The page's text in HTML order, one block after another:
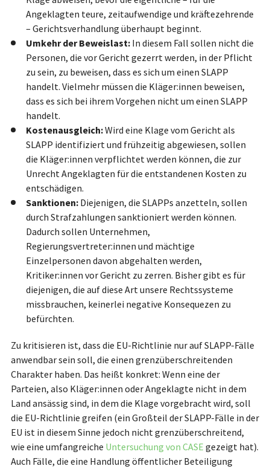
Angeklagten teure, zeitaufwendige und kräftezehrende
– Gerichtsverhandlung überhaupt beginnt.
Umkehr der Beweislast: In diesem Fall sollen nicht die
Personen, die vor Gericht gezerrt werden, in der Pflicht
zu sein, zu beweisen, dass es sich um einen SLAPP
handelt. Vielmehr müssen die Kläger:innen beweisen,
dass es sich bei ihrem Vorgehen nicht um einen SLAPP
handelt.
Kostenausgleich:Wird eine Klage vom Gericht als
SLAPP identifiziert und frühzeitig abgewiesen, sollen
die Kläger:innen verpflichtet werden können, die zur
Unrecht Angeklagten für die entstandenen Kosten zu
entschädigen.
Sanktionen: Diejenigen, die SLAPPs anzetteln, sollen
durch Strafzahlungen sanktioniert werden können.
Dadurch sollen Unternehmen,
Regierungsvertreter:innen und mächtige
Einzelpersonen davon abgehalten werden,
Kritiker:innen vor Gericht zu zerren. Bisher gibt es für
diejenigen, die auf diese Art unsere Rechtssysteme
missbrauchen, keinerlei negative Konsequezen zu
befürchten.
Zu kritisieren ist, dass die EU-Richtlinie nur auf SLAPP-Fälle
anwendbar sein soll, die einen grenzüberschreitenden
Charakter haben. Das heißt konkret: Wenn eine der
Parteien, also Kläger:innen oder Angeklagte nicht in dem
Land ansässig sind, in dem die Klage vorgebracht wird, soll
die EU-Richtlinie greifen (ein Großteil der SLAPP-Fälle in der
EU ist in diesem Sinne jedoch nicht grenzüberschreitend,
wie eine umfangreiche Untersuchung von CASE gezeigt hat).
Auch Fälle, die eine Handlung öffentlicher Beteiligung